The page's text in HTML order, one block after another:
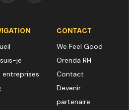
je
entreprises
CONTACT
We Feel Good
Orenda RH
Contact
Devenir
partenaire